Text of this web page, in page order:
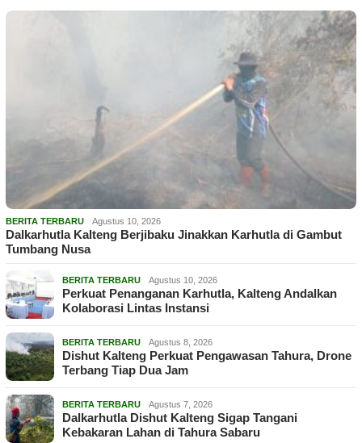
BERITA TERBARU Agustus 10, 2026
Dalkarhutla Kalteng Berjibaku Jinakkan Karhutla di Gambut
Tumbang Nusa
BERITA TERBARU Agustus 10, 2026
Perkuat Penanganan Karhutla, Kalteng Andalkan
Kolaborasi Lintas Instansi
BERITA TERBARU Agustus 8, 2026
Dishut Kalteng Perkuat Pengawasan Tahura, Drone
Terbang Tiap Dua Jam
BERITA TERBARU Agustus 7, 2026
Dalkarhutla Dishut Kalteng Sigap Tangani
Kebakaran Lahan di Tahura Sabaru